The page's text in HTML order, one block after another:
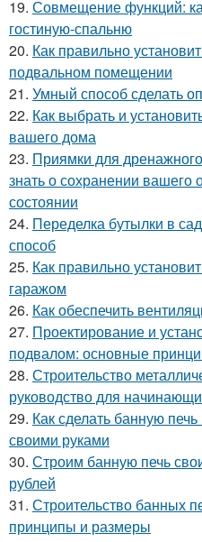
19. Совмещение функций:
гостиную-спальню
20. Как правильно
подвальном помещении
21. Умный способ сделать
22. Как выбрать и
вашего дома
23. Приямки для
знать о сохранении вашего
состоянии
24. Переделка бутылки в
способ
25. Как правильно
гаражом
26. Как обеспечить
27. Проектирование и
подвалом: основные
28. Строительство
руководство для
29. Как сделать банную
своими руками
30. Строим банную печь
рублей
31. Строительство банных
принципы и размеры